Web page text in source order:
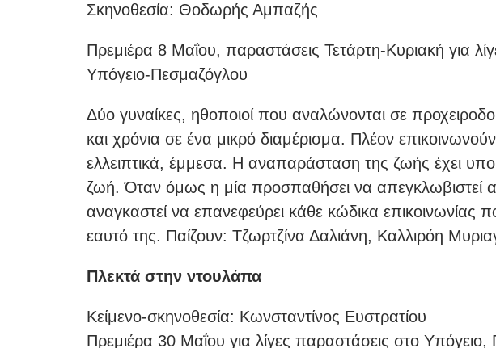
Σκηνοθεσία: Θοδωρής Αμπαζής
Πρεμιέρα 8 Μαΐου, παραστάσεις Τετάρτη-Κυριακή για
Υπόγειο-Πεσμαζόγλου
Δύο γυναίκες, ηθοποιοί που αναλώνονται σε
και χρόνια σε ένα μικρό διαμέρισμα. Πλέον
ελλειπτικά, έμμεσα. Η αναπαράσταση της ζωής έχει
ζωή. Όταν όμως η μία προσπαθήσει να απεγκλωβιστεί
αναγκαστεί να επανεφεύρει κάθε κώδικα επικοινωνίας
εαυτό της. Παίζουν: Τζωρτζίνα Δαλιάνη, Καλλιρόη
Πλεκτά στην ντουλάπα
Κείμενο-σκηνοθεσία: Κωνσταντίνος Ευστρατίου
Πρεμιέρα 30 Μαΐου για λίγες παραστάσεις στο